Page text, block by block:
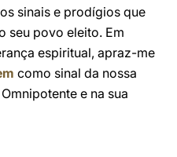
sinais e prodígios que
seu povo eleito. Em
espiritual, apraz-me
como sinal da nossa
e na sua